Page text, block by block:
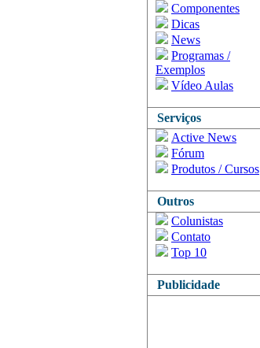
Componentes
Dicas
News
Programas /
Exemplos
Vídeo Aulas
Serviços
Active News
Fórum
Produtos / Cursos
Outros
Colunistas
Contato
Top 10
Publicidade